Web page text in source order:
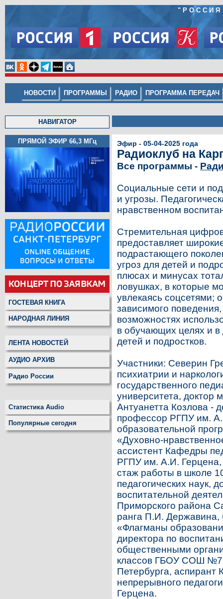
"РОССИЯ
НОВОСТИ ПРОГРАММЫ РАДИО ПРОГРАММА ПЕРЕДАЧ
НАВИГАТОР
ПРЯМОЙ ЭФИР 66,3 МГц
ГОСТЕВАЯ КНИГА
НАРОДНАЯ ЛИНИЯ
ЛЕНТА НОВОСТЕЙ
АУДИО АРХИВ
Радио России
Статистика Audio
Популярные сегодня
Эфир - 05-04-2025 года
Радиоклуб на
Все программы -
Социальные сети и
и угрозы.
нравственном
Стремительная
предоставляет
подрастающего
угроз для детей и
плюсах и минусах
ловушках, в которые
увлекаясь соцсетями;
зависимого
возможностях
в обучающих целях и в
детей и подростков.
Участники: Северин
психиатрии и
государственного
университета, доктор
Антуанетта Козлова -
профессор РГПУ им.
образовательной
«Духовно-
ассистент Кафедры
РГПУ им. А.И. Герцена,
стаж работы в школе
педагогических наук,
воспитательной
Приморского района
ранга П.И. Державина,
«Флагманы
директора по
общественными
классов ГБОУ СОШ
Петербурга,
непрерывного
Герцена.